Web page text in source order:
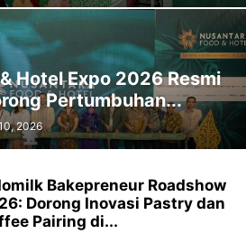
Hotel Expo 2026 Resmi
Pertumbuhan...
2026
Bakepreneur Roadshow
Dorong Inovasi Pastry dan
Pairing di...